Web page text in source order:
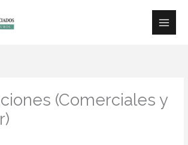
(Comerciales y